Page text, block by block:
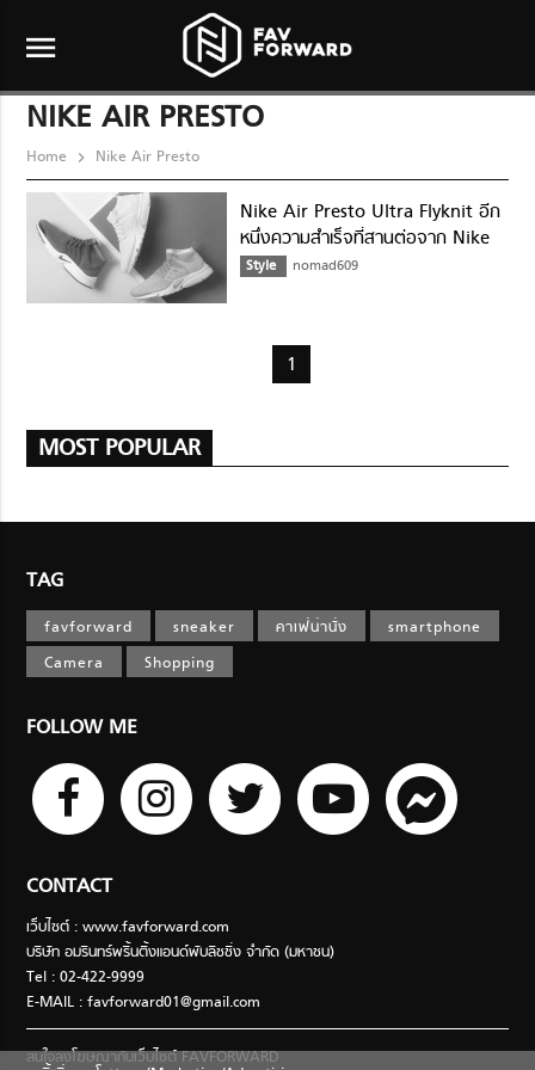
menu
NIKE AIR PRESTO
Home Nike Air Presto
Nike Air Presto Ultra Flyknit อีก
หนึ่งความสำเร็จที่สานต่อจาก Nike
Style nomad609
1
MOST POPULAR
TAG
favforward sneaker คาเฟ่น่านั่ง
smartphone
Camera
Shopping
FOLLOW ME
CONTACT
เว็บไซต์ : www.favforward.com
บริษัท อมรินทร์พริ้นติ้งแอนด์พับลิชชิ่ง จำกัด (มหาชน)
Tel : 02-422-9999
E-MAIL :favforward01@gmail.com
สนใจลงโฆษณากับเว็บไซต์ FAVFORWARD